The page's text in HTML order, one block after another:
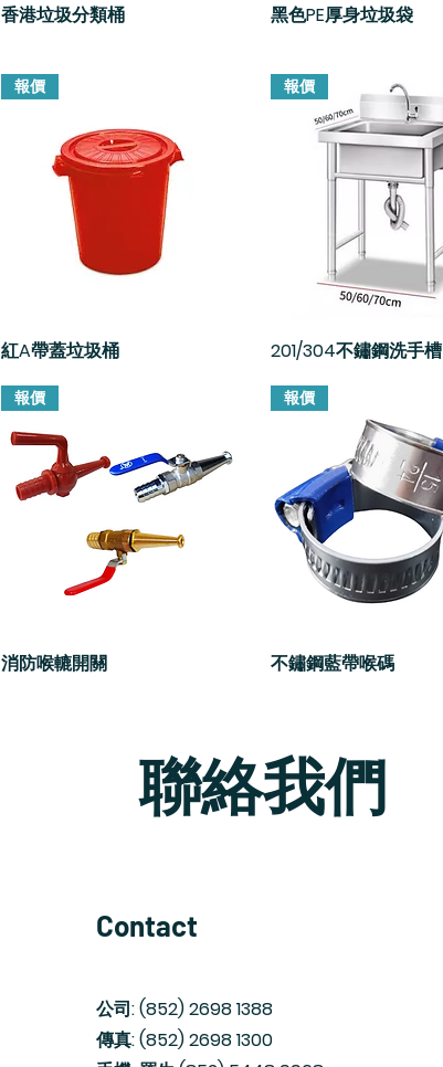
快速瀏覽
香港垃圾分類桶 快速瀏覽
黑色PE厚身垃圾袋
快速瀏覽
報價
紅A帶蓋垃圾桶 快速瀏覽
報價
201/304不鏽鋼洗手槽
快速瀏覽
報價
消防喉轆開關 快速瀏覽
報價
不鏽鋼藍帶喉碼
聯絡我們
Contact
公司: (852) 2698 1388
傳真: (852) 2698 1300